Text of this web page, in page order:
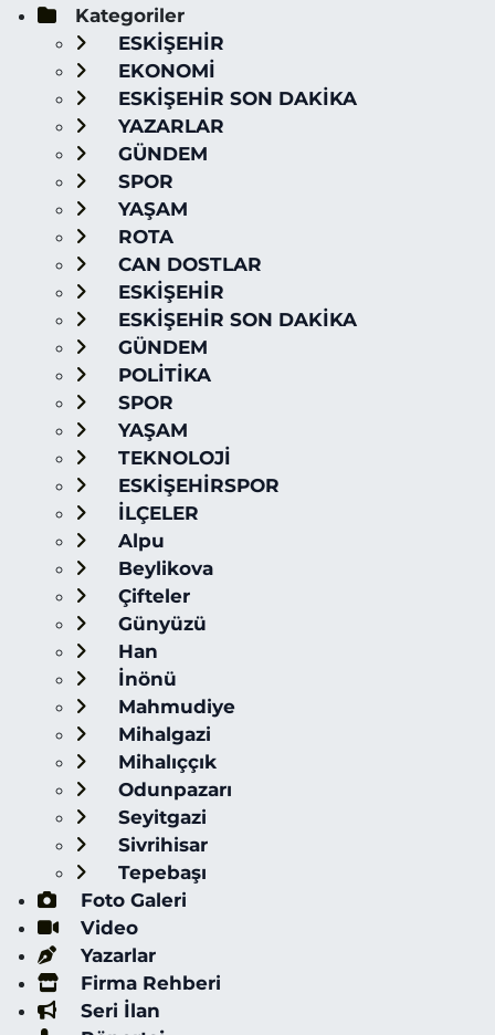
Kategoriler
ESKİŞEHİR
EKONOMİ
ESKİŞEHİR SON DAKİKA
YAZARLAR
GÜNDEM
SPOR
YAŞAM
ROTA
CAN DOSTLAR
ESKİŞEHİR
ESKİŞEHİR SON DAKİKA
GÜNDEM
POLİTİKA
SPOR
YAŞAM
TEKNOLOJİ
ESKİŞEHİRSPOR
İLÇELER
Alpu
Beylikova
Çifteler
Günyüzü
Han
İnönü
Mahmudiye
Mihalgazi
Mihalıççık
Odunpazarı
Seyitgazi
Sivrihisar
Tepebaşı
Foto Galeri
Video
Yazarlar
Firma Rehberi
Seri İlan